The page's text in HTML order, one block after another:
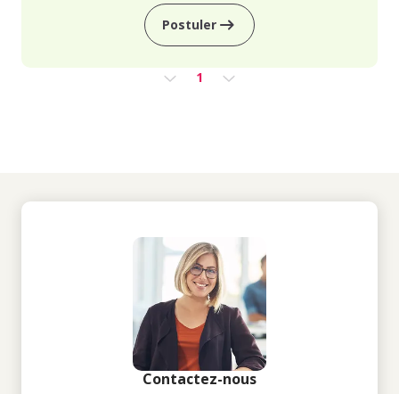
Postuler
1
Contactez-nous